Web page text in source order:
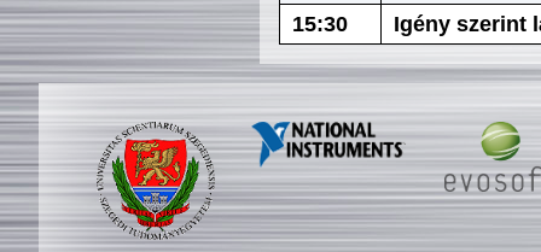
15:30
Igény szerint